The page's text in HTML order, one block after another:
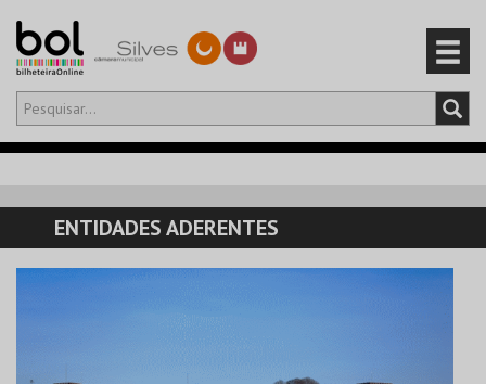
Olá,iniciar sessão
CARRINHO
EVENTOS
PRODUTOS
ENTIDADES ADERENTES